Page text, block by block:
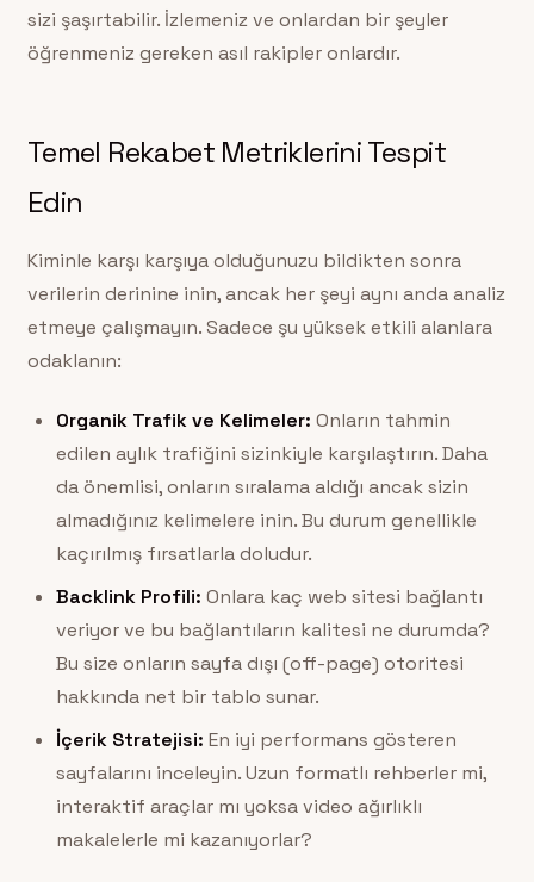
sizi şaşırtabilir. İzlemeniz ve onlardan bir şeyler
öğrenmeniz gereken asıl rakipler onlardır.
Temel Rekabet Metriklerini Tespit
Edin
Kiminle karşı karşıya olduğunuzu bildikten sonra
verilerin derinine inin, ancak her şeyi aynı anda analiz
etmeye çalışmayın. Sadece şu yüksek etkili alanlara
odaklanın:
Organik Trafik ve Kelimeler: Onların tahmin
edilen aylık trafiğini sizinkiyle karşılaştırın. Daha
da önemlisi, onların sıralama aldığı ancak sizin
almadığınız kelimelere inin. Bu durum genellikle
kaçırılmış fırsatlarla doludur.
Backlink Profili: Onlara kaç web sitesi bağlantı
veriyor ve bu bağlantıların kalitesi ne durumda?
Bu size onların sayfa dışı (off-page) otoritesi
hakkında net bir tablo sunar.
İçerik Stratejisi: En iyi performans gösteren
sayfalarını inceleyin. Uzun formatlı rehberler mi,
interaktif araçlar mı yoksa video ağırlıklı
makalelerle mi kazanıyorlar?